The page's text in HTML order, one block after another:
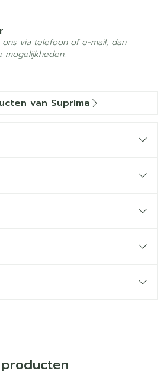
via telefoon of e-mail, dan
mogelijkheden.
van Suprima